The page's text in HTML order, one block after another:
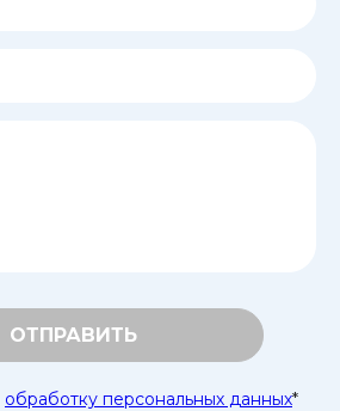
ОТПРАВИТЬ
обработку персональных данных*